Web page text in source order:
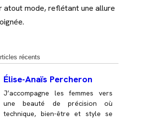
atout mode, reflétant une allure
récents
Élise-Anaïs Percheron
J’accompagne les femmes vers
une beauté de précision où
technique, bien-être et style se